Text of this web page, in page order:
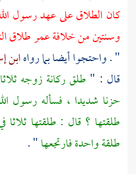
كان الطلاق على عهد رسول
وسنتين من خلافةعمرطلاق
" . واحتجوا أيضا بما رواه
قال : " طلقركانةزوجه
حزنا شديدا ، فسأله رسول
طلقتها ؟ قال : طلقتها
طلقة واحدة فارتجعها" .